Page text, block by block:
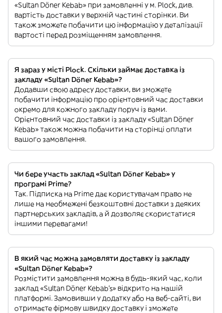
«Sultan Döner Kebab» при замовленні у м. Plock, див.
вартість доставки у верхній частині сторінки. Ви
також зможете побачити цю інформацію у деталізації
вартості перед розміщенням замовлення.
Я зараз у місті Plock. Скільки займає доставка із
закладу «Sultan Döner Kebab»?
Додавши свою адресу доставки, ви зможете
побачити інформацію про орієнтовний час доставки
окремо для кожного закладу поруч із вами.
Орієнтовний час доставки із закладу «Sultan Döner
Kebab» також можна побачити на сторінці оплати
вашого замовлення.
Чи бере участь заклад «Sultan Döner Kebab» у
програмі Prime?
Так. Підписка на Prime дає користувачам право не
лише на необмежені безкоштовні доставки з деяких
партнерських закладів, а й дозволяє скористатися
іншими перевагами!
В який час можна замовляти доставку із закладу
«Sultan Döner Kebab»?
Розмістити замовлення можна в будь-який час, коли
заклад «Sultan Döner Kebab’s» відкрито на нашій
платформі. Замовивши у додатку або на веб-сайті, ви
отримаєте фірмову швидку доставку і зможете